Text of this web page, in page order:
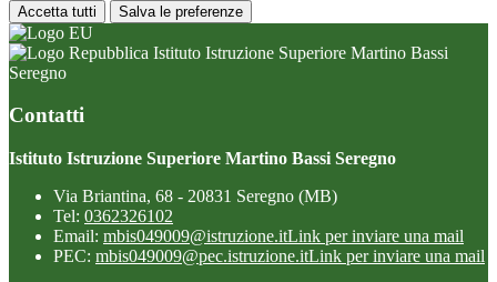
Accetta tutti Salva le preferenze
Istituto Istruzione Superiore Martino Bassi
Seregno
Contatti
Istituto Istruzione Superiore Martino Bassi Seregno
Via Briantina, 68 - 20831 Seregno (MB)
Tel: 0362326102
Email: mbis049009@istruzione.itLink per inviare una mail
PEC: mbis049009@pec.istruzione.itLink per inviare una mail